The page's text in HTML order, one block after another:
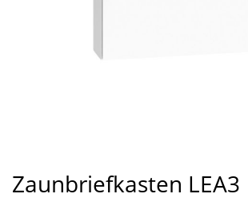
der
Zaunbriefkasten LEA3